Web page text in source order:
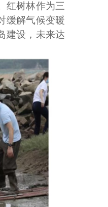
红树林作为三
缓解气候变暖
建设，未来达